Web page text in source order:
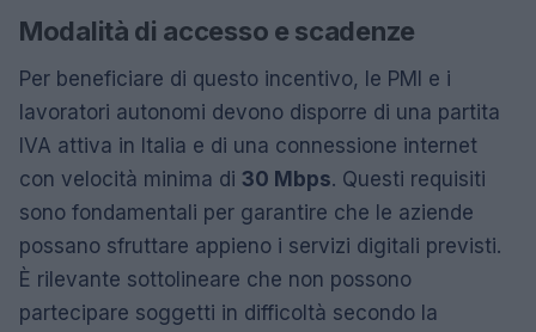
Modalità di accesso e scadenze
Per beneficiare di questo incentivo, le PMI e i
lavoratori autonomi devono disporre di una partita
IVA attiva in Italia e di una connessione internet
con velocità minima di 30 Mbps. Questi requisiti
sono fondamentali per garantire che le aziende
possano sfruttare appieno i servizi digitali previsti.
È rilevante sottolineare che non possono
partecipare soggetti in difficoltà secondo la